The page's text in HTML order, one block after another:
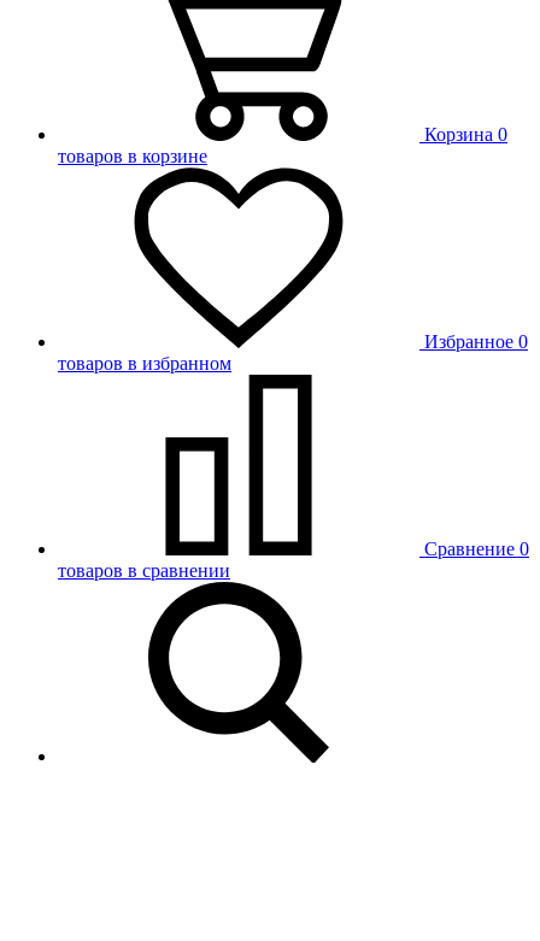
Корзина 0
товаров в корзине
Избранное 0
товаров в избранном
Сравнение 0
товаров в сравнении